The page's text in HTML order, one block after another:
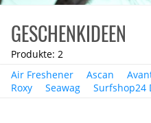
GESCHENKIDEEN
Produkte: 2
Air Freshener
Ascan
Roxy
Seawag Surfshop24